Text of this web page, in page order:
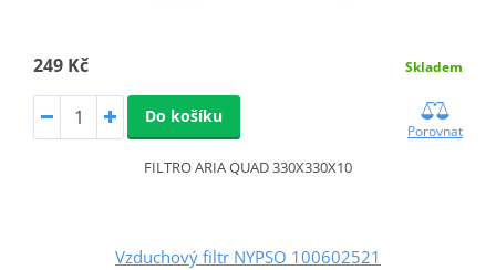
249 Kč Skladem
Do košíku
Porovnat
FILTRO ARIA QUAD 330X330X10
Vzduchový filtr NYPSO 100602521